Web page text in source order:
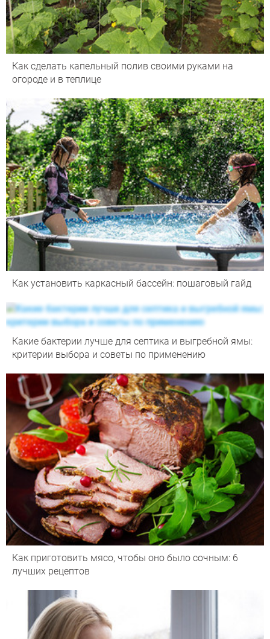
Как сделать капельный полив своими руками на
огороде и в теплице
Как установить каркасный бассейн: пошаговый гайд
Какие бактерии лучше для септика и выгребной ямы:
критерии выбора и советы по применению
Как приготовить мясо, чтобы оно было сочным: 6
лучших рецептов